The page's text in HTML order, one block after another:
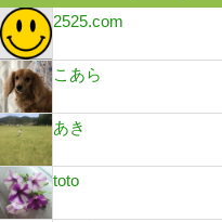
2525.com
こあら
あき
toto